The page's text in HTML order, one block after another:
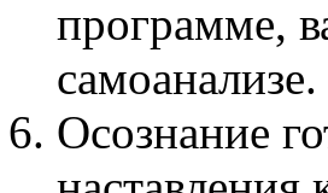
программе,
самоанализе.
Осознание